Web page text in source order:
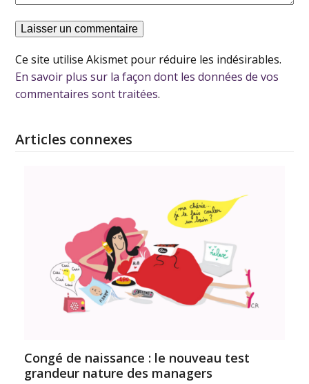
Ce site utilise Akismet pour réduire les indésirables.
En savoir plus sur la façon dont les données de vos
commentaires sont traitées.
Articles connexes
Congé de naissance : le nouveau test
grandeur nature des managers